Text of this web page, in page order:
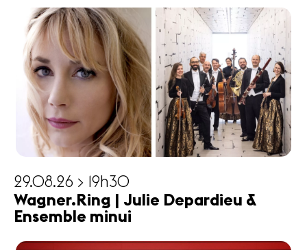
29.08.26 > 19h30
Wagner.Ring | Julie Depardieu &
Ensemble minui